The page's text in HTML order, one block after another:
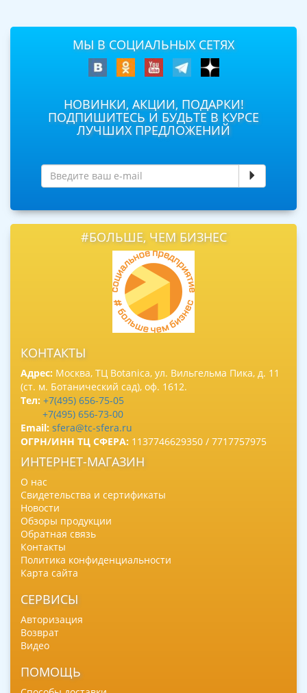
МЫ В СОЦИАЛЬНЫХ СЕТЯХ
НОВИНКИ, АКЦИИ, ПОДАРКИ!
ПОДПИШИТЕСЬ И БУДЬТЕ В КУРСЕ
ЛУЧШИХ ПРЕДЛОЖЕНИЙ
#БОЛЬШЕ, ЧЕМ БИЗНЕС
КОНТАКТЫ
Адрес: Москва, ТЦ Botanica, ул. Вильгельма Пика, д. 11
(ст. м. Ботанический сад), оф. 1612.
Тел: +7(495) 656-75-05
+7(495) 656-73-00
Email: sfera@tc-sfera.ru
ОГРН/ИНН ТЦ СФЕРА: 1137746629350 / 7717757975
ИНТЕРНЕТ-МАГАЗИН
О нас
Свидетельства и сертификаты
Новости
Обзоры продукции
Обратная связь
Контакты
Политика конфиденциальности
Карта сайта
СЕРВИСЫ
Авторизация
Возврат
Видео
ПОМОЩЬ